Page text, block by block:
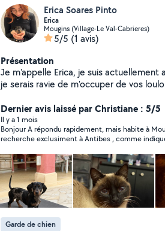
Erica Soares Pinto
Erica
Mougins (Village-Le Val-Cabrieres)
5/5 (1 avis)
Présentation
Je m'appelle Erica, je suis actuellement
je serais ravie de m'occuper de vos
Dernier avis laissé par Christiane : 5/5
Il y a 1 mois
Bonjour A répondu rapidement, mais habite à
recherche exclusiment à Antibes , comme
Garde de chien